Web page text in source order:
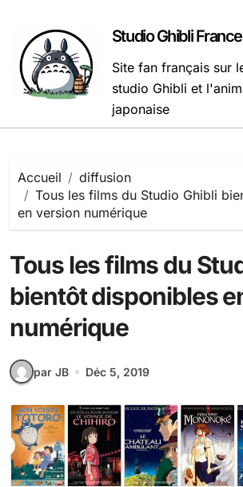
contenu
Studio Ghibli France
Site fan français sur
studio Ghibli et
japonaise
Accueil
diffusion
Tous les films du Studio Ghibli
en version numérique
Tous les films du
bientôt disponibles
numérique
par JB Déc 5, 2019